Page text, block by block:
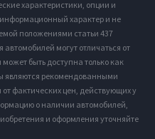
характеристики, опции и
характер и не
положениями статьи 437
могут отличаться от
быть доступна только как
являются рекомендованными
фактических цен, действующих у
о наличии автомобилей,
и оформления уточняйте